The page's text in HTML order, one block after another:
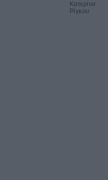
Κατερίνα
Ρίγκου